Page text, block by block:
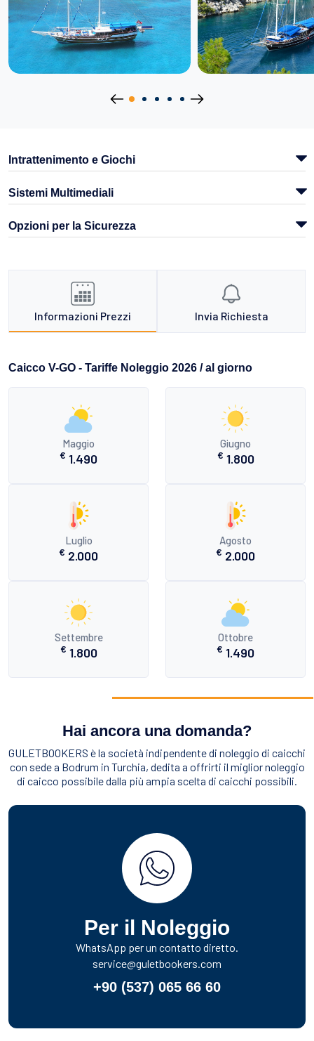
Intrattenimento e Giochi
Sistemi Multimediali
Opzioni per la Sicurezza
Informazioni Prezzi Invia Richiesta
Caicco V-GO - Tariffe Noleggio 2026 / al giorno
Maggio
€ 1.490
Giugno
€ 1.800
Luglio
€ 2.000
Agosto
€ 2.000
Settembre
€ 1.800
Ottobre
€ 1.490
Hai ancora una domanda?
GULETBOOKERS è la società indipendente di noleggio di caicchi
con sede a Bodrum in Turchia, dedita a offrirti il miglior noleggio
di caicco possibile dalla più ampia scelta di caicchi possibili.
Per il Noleggio
WhatsApp per un contatto diretto.
service@guletbookers.com
+90 (537) 065 66 60